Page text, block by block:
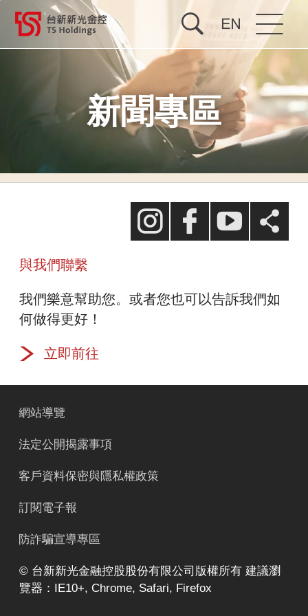
關於台新新光
投資人關係
公司治理
最新消息
合併專區
新聞專區
台新慈善基金會
台新優惠市集
Facebook
與我們聯繫
我們樂意幫助您。或者您也可以告訴我們如
何做得更好！
立即前往
網站導覽
法定公開揭露事項
客戶資料保密與隱私權政策
訂閱電子報
防詐騙宣導專區
© 台新新光金融控股股份有限公司版權所有 建議瀏
覽器：IE10+, Chrome, Safari, Firefox